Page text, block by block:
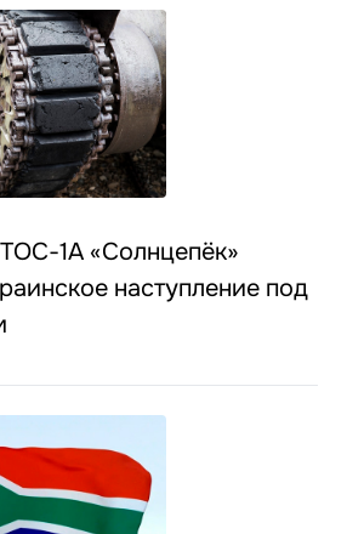
1А «Солнцепёк»
наступление под